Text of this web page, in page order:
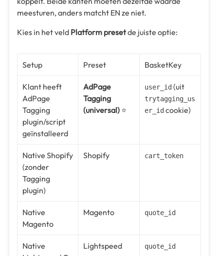
meesturen, anders matcht EN ze niet.
Kies in het veld Platform presetde juiste optie:
Setup Preset BasketKey
Klant heeft
AdPage
Tagging
plugin/script
geïnstalleerd
AdPage
Tagging
(universal) ⭐
user_id (uit
trytagging_us
er_id cookie)
Native Shopify
(zonder
Tagging
plugin)
Shopify cart_token
Native
Magento
Magento quote_id
Native
Lightspeed quote_id